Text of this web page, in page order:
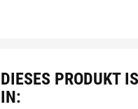
DIESES PRODUKT
IN: